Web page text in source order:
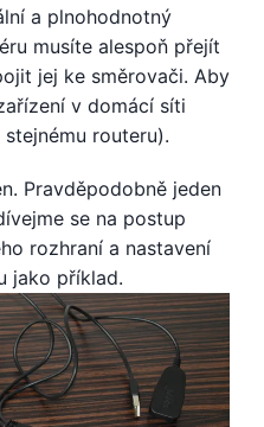
a plnohodnotný
musíte alespoň přejít
jej ke směrovači. Aby
v domácí síti
routeru).
Pravděpodobně jeden
se na postup
rozhraní a nastavení
jako příklad.